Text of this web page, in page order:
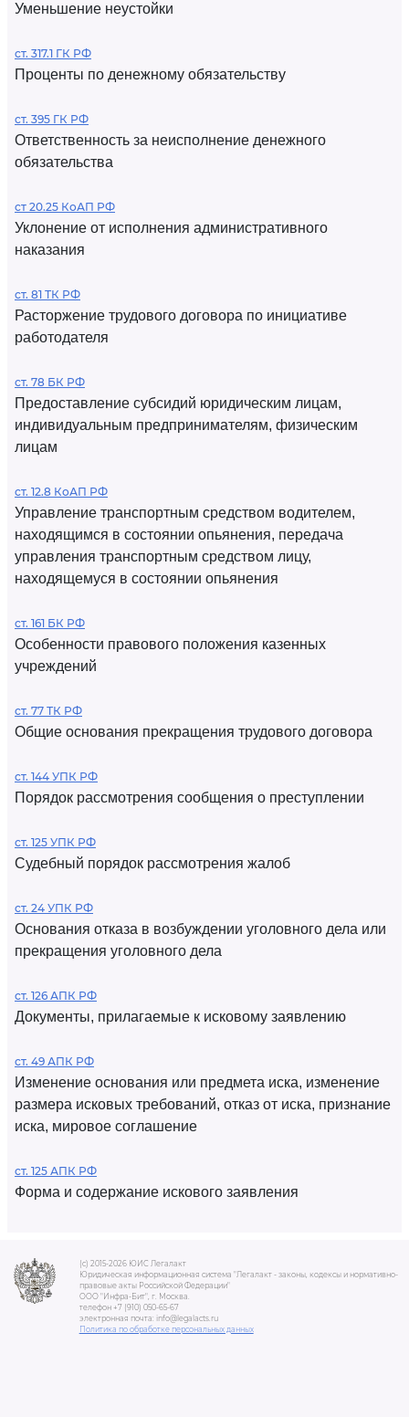
Уменьшение неустойки
ст. 317.1 ГК РФ
Проценты по денежному обязательству
ст. 395 ГК РФ
Ответственность за неисполнение денежного
обязательства
ст 20.25 КоАП РФ
Уклонение от исполнения административного
наказания
ст. 81 ТК РФ
Расторжение трудового договора по инициативе
работодателя
ст. 78 БК РФ
Предоставление субсидий юридическим лицам,
индивидуальным предпринимателям, физическим
лицам
ст. 12.8 КоАП РФ
Управление транспортным средством водителем,
находящимся в состоянии опьянения, передача
управления транспортным средством лицу,
находящемуся в состоянии опьянения
ст. 161 БК РФ
Особенности правового положения казенных
учреждений
ст. 77 ТК РФ
Общие основания прекращения трудового договора
ст. 144 УПК РФ
Порядок рассмотрения сообщения о преступлении
ст. 125 УПК РФ
Судебный порядок рассмотрения жалоб
ст. 24 УПК РФ
Основания отказа в возбуждении уголовного дела или
прекращения уголовного дела
ст. 126 АПК РФ
Документы, прилагаемые к исковому заявлению
ст. 49 АПК РФ
Изменение основания или предмета иска, изменение
размера исковых требований, отказ от иска, признание
иска, мировое соглашение
ст. 125 АПК РФ
Форма и содержание искового заявления
(c) 2015-2026 ЮИС Легалакт
Юридическая информационная система "Легалакт - законы, кодексы и нормативно-
правовые акты Российской Федерации"
ООО "Инфра-Бит", г. Москва.
телефон +7 (910) 050-65-67
электронная почта: info@legalacts.ru
Политика по обработке персональных данных